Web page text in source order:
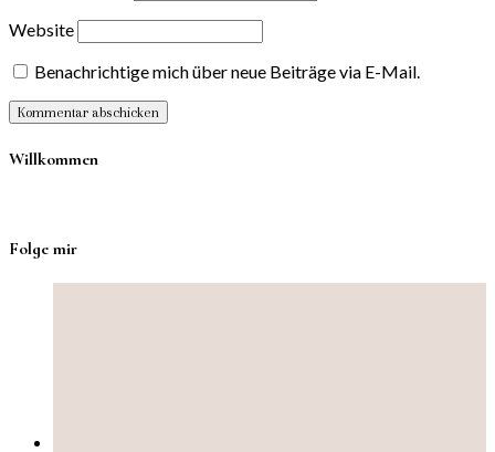
Website
Benachrichtige mich über neue Beiträge via E-Mail.
Willkommen
Folge mir